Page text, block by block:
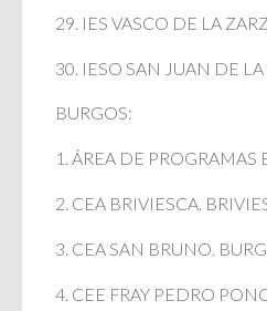
29. IES VASCO DE LA
30. IESO SAN JUAN DE
BURGOS:
1. ÁREA DE
2. CEA BRIVIESCA.
3. CEA SAN BRUNO.
4. CEE FRAY PEDRO